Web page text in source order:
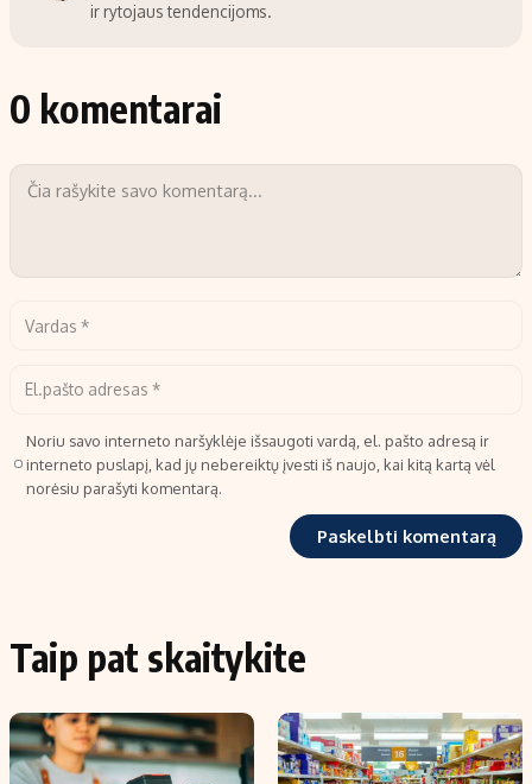
ir rytojaus tendencijoms.
0 komentarai
Noriu savo interneto naršyklėje išsaugoti vardą, el. pašto adresą ir
interneto puslapį, kad jų nebereiktų įvesti iš naujo, kai kitą kartą vėl
norėsiu parašyti komentarą.
Taip pat skaitykite